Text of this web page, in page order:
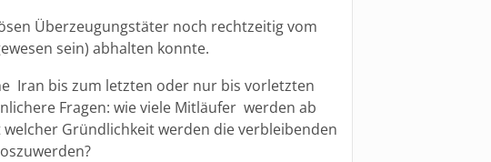
Überzeugungstäter noch rechtzeitig vom
sein) abhalten konnte.
Iran bis zum letzten oder nur bis vorletzten
Fragen: wie viele Mitläufer werden ab
Gründlichkeit werden die verbleibenden